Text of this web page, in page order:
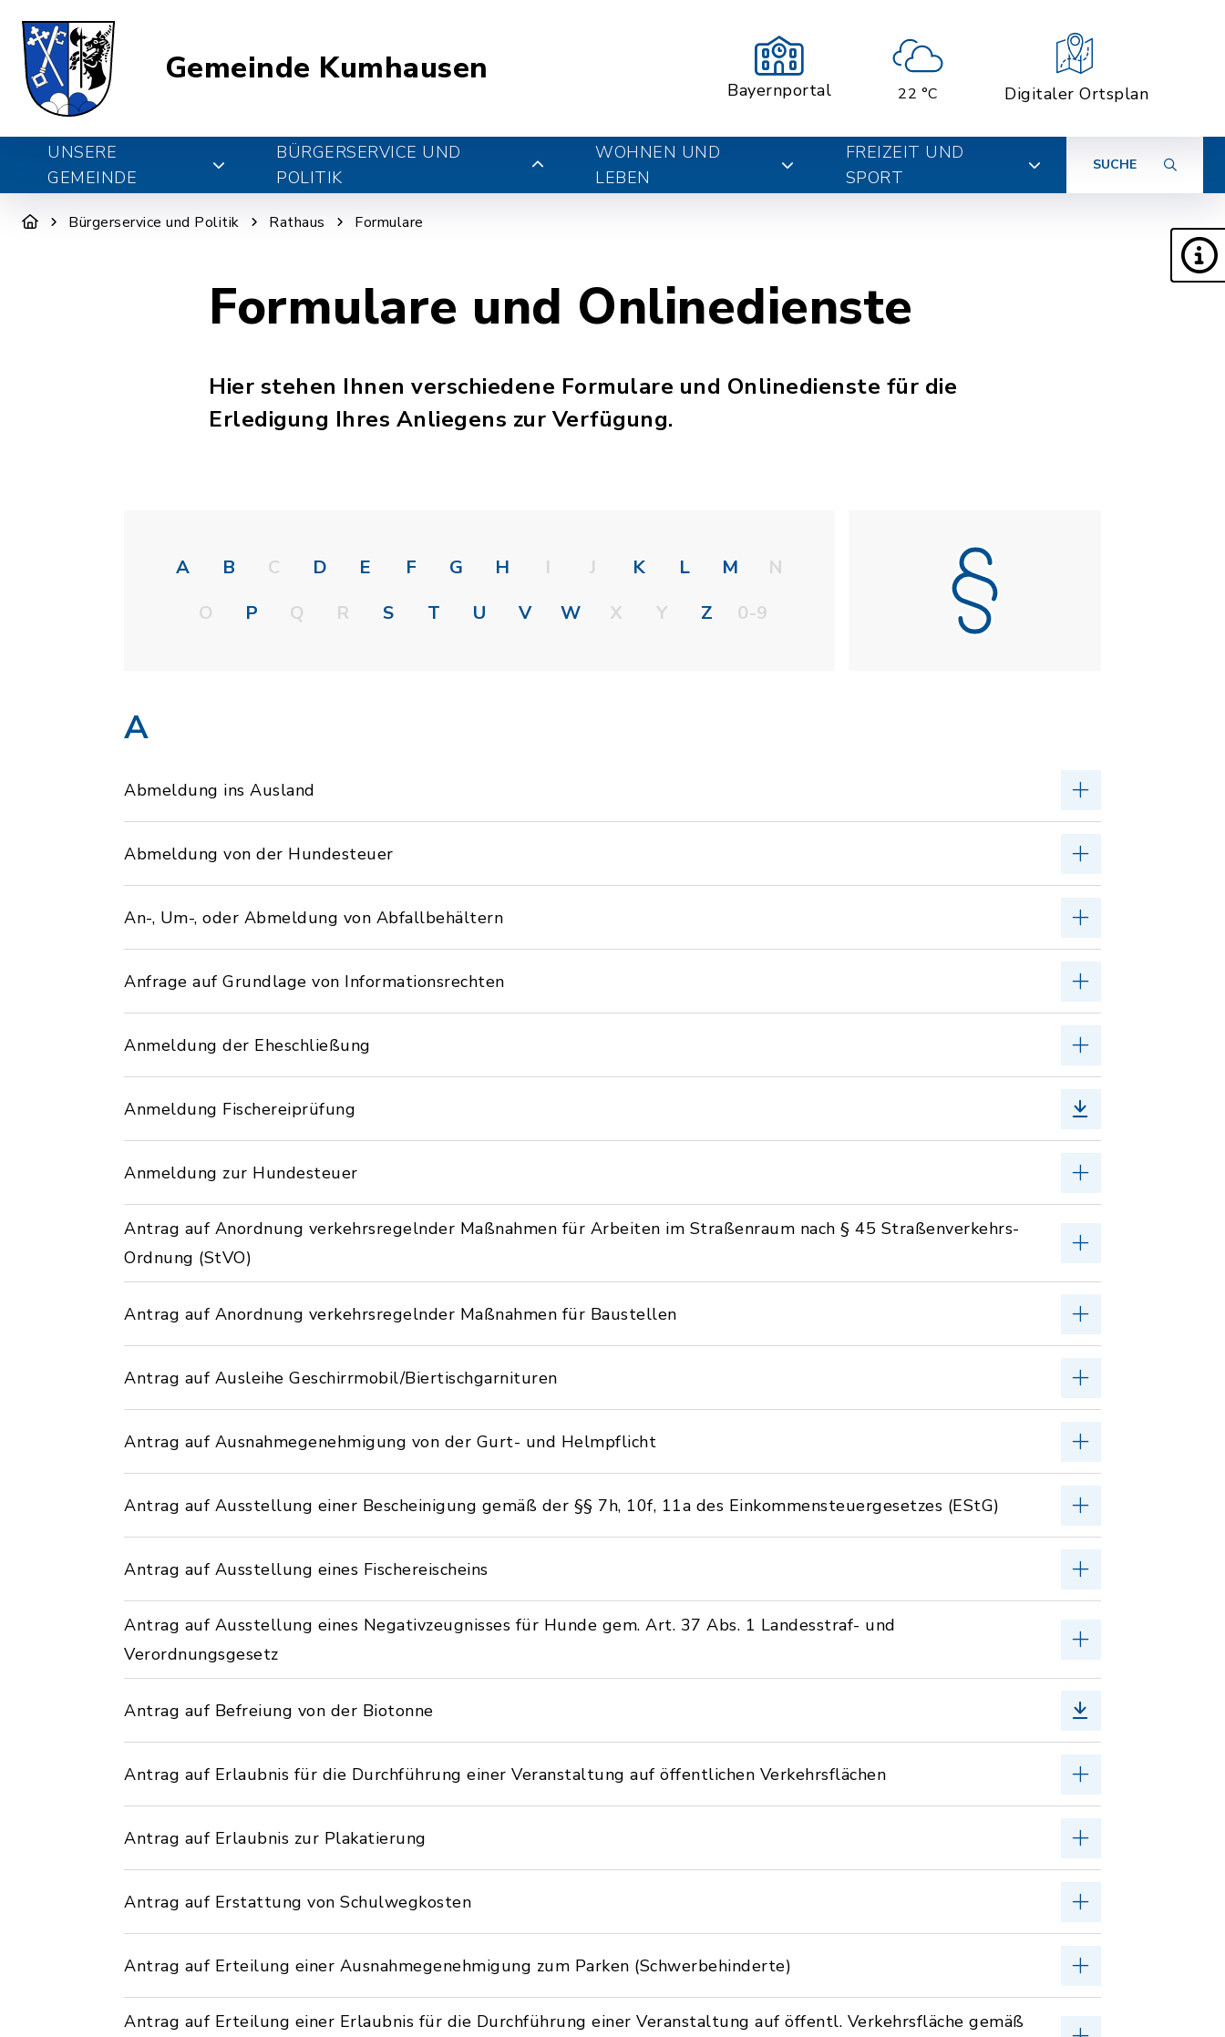
Gemeinde Kumhausen
Bayernportal 22 °C Digitaler Ortsplan
UNSERE
GEMEINDE
BÜRGERSERVICE UND
POLITIK
WOHNEN UND
LEBEN
FREIZEIT UND
SPORT
SUCHE
Bürgerservice und Politik Rathaus Formulare
Formulare und Onlinedienste
Hier stehen Ihnen verschiedene Formulare und Onlinedienste für die
Erledigung Ihres Anliegens zur Verfügung.
A B C D E F G H I J K L M
N
O
P Q R S T U V W X Y Z 0-9
A
Abmeldung ins Ausland
Abmeldung von der Hundesteuer
An-, Um-, oder Abmeldung von Abfallbehältern
Anfrage auf Grundlage von Informationsrechten
Anmeldung der Eheschließung
Anmeldung Fischereiprüfung
Anmeldung zur Hundesteuer
Antrag auf Anordnung verkehrsregelnder Maßnahmen für Arbeiten im Straßenraum nach § 45 Straßenverkehrs-
Ordnung (StVO)
Antrag auf Anordnung verkehrsregelnder Maßnahmen für Baustellen
Antrag auf Ausleihe Geschirrmobil/Biertischgarnituren
Antrag auf Ausnahmegenehmigung von der Gurt- und Helmpflicht
Antrag auf Ausstellung einer Bescheinigung gemäß der §§ 7h, 10f, 11a des Einkommensteuergesetzes (EStG)
Antrag auf Ausstellung eines Fischereischeins
Antrag auf Ausstellung eines Negativzeugnisses für Hunde gem. Art. 37 Abs. 1 Landesstraf- und
Verordnungsgesetz
Antrag auf Befreiung von der Biotonne
Antrag auf Erlaubnis für die Durchführung einer Veranstaltung auf öffentlichen Verkehrsflächen
Antrag auf Erlaubnis zur Plakatierung
Antrag auf Erstattung von Schulwegkosten
Antrag auf Erteilung einer Ausnahmegenehmigung zum Parken (Schwerbehinderte)
Antrag auf Erteilung einer Erlaubnis für die Durchführung einer Veranstaltung auf öffentl. Verkehrsfläche gemäß